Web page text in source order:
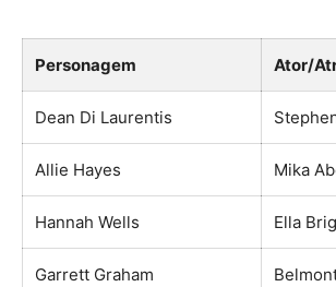
Personagem Ator/
Dean Di Laurentis
Allie Hayes Mika
Hannah Wells Ella
Garrett Graham